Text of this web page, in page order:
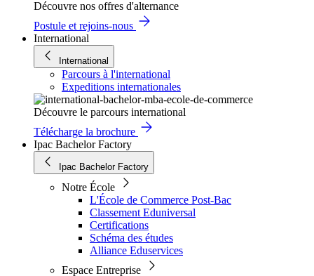
Découvre nos offres d'alternance
Postule et rejoins-nous
International
International
Parcours à l'international
Expeditions internationales
Découvre le parcours international
Télécharge la brochure
Ipac Bachelor Factory
Ipac Bachelor Factory
Notre École
L'École de Commerce Post-Bac
Classement Eduniversal
Certifications
Schéma des études
Alliance Eduservices
Espace Entreprise